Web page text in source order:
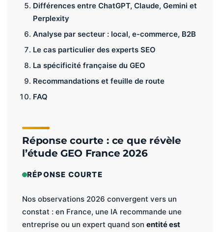
Différences entre ChatGPT, Claude, Gemini et
Perplexity
Analyse par secteur : local, e-commerce, B2B
Le cas particulier des experts SEO
La spécificité française du GEO
Recommandations et feuille de route
FAQ
Réponse courte : ce que révèle
l’étude GEO France 2026
RÉPONSE COURTE
Nos observations 2026 convergent vers un
constat : en France, une IA recommande une
entreprise ou un expert quand son entité est